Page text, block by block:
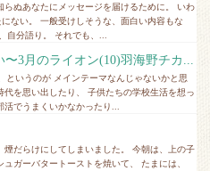
ぬあなたにメッセージを届けるために。 いわ
ない。 一般受けしそうな、面白い内容もな
自分語り。 それでも、...
3月のライオン(10)羽海野チカ...
というのが メインテーマなんじゃないかと思
を思い出したり、 子供たちの学校生活を想っ
でうまくいかなかったり...
だらけにしてしまいました。 今朝は、上の子
ガーバタートーストを焼いて、 たまには、